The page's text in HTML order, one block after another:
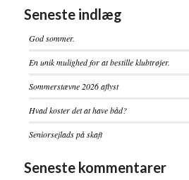
Seneste indlæg
God sommer.
En unik mulighed for at bestille klubtrøjer.
Sommerstævne 2026 aflyst
Hvad koster det at have båd?
Seniorsejlads på skaft
Seneste kommentarer